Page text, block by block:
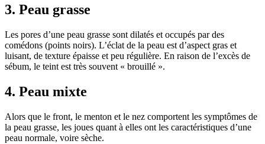
3. Peau grasse
Les pores d’une peau grasse sont dilatés et occupés par des
comédons (points noirs). L’éclat de la peau est d’aspect gras et
luisant, de texture épaisse et peu régulière. En raison de l’excès de
sébum, le teint est très souvent « brouillé ».
4. Peau mixte
Alors que le front, le menton et le nez comportent les symptômes de
la peau grasse, les joues quant à elles ont les caractéristiques d’une
peau normale, voire sèche.